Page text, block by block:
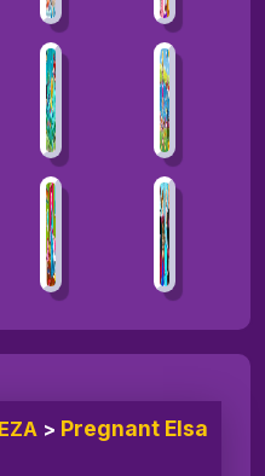
> Pregnant Elsa